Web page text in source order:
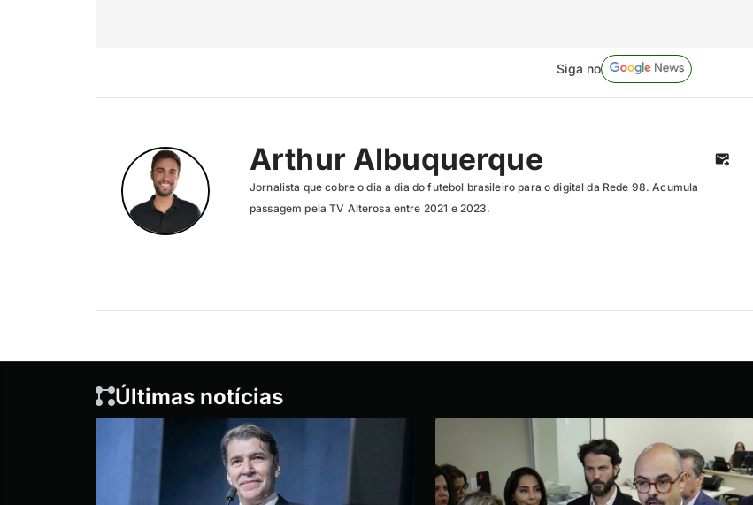
Siga no
Arthur Albuquerque
Jornalista que cobre o dia a dia do futebol brasileiro para o digital da Rede 98. Acumula
passagem pela TV Alterosa entre 2021 e 2023.
Últimas notícias